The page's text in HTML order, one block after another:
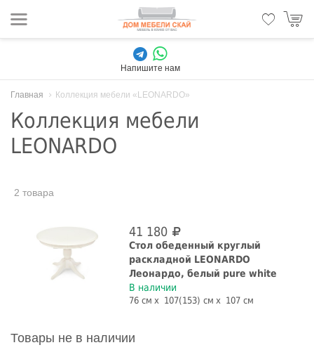
Напишите нам
Главная Коллекция мебели «LEONARDO»
Коллекция мебели
LEONARDO
2 товара
41 180
Стол обеденный круглый
раскладной LEONARDO
Леонардо, белый pure white
В наличии
76 см 107(153) см 107 см
Товары не в наличии